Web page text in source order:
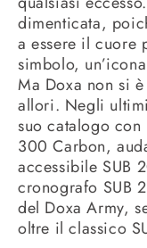
dimenticata,
a essere il cuore
simbolo,
Ma Doxa non si
allori. Negli
suo catalogo con
300 Carbon,
accessibile SUB
cronografo SUB
del Doxa Army,
oltre il classico